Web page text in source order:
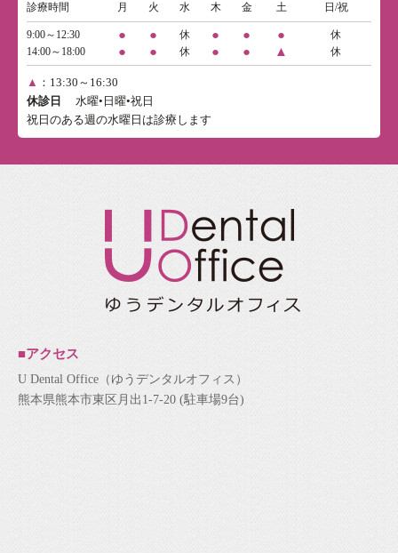
診療時間 月 火 水 木 金 土 日/祝
9:00～12:30 ● ● 休 ● ● ●
休
14:00～18:00
● ● 休 ● ● ▲ 休
▲ ：13:30～16:30
休診日
水曜•日曜•祝日
祝日のある週の水曜日は診療します
■アクセス
U Dental Office（ゆうデンタルオフィス）
熊本県熊本市東区月出1-7-20 (駐車場9台)